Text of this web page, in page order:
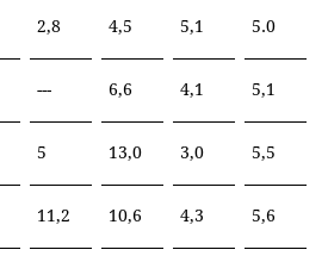
2,8 4,5 5,1 5.0
--- 6,6 4,1 5,1
5 13,0 3,0 5,5
11,2 10,6 4,3 5,6